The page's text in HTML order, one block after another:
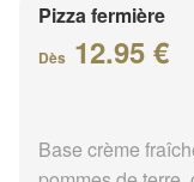
Pizza fermière
Dès 12.95 €
Base crème